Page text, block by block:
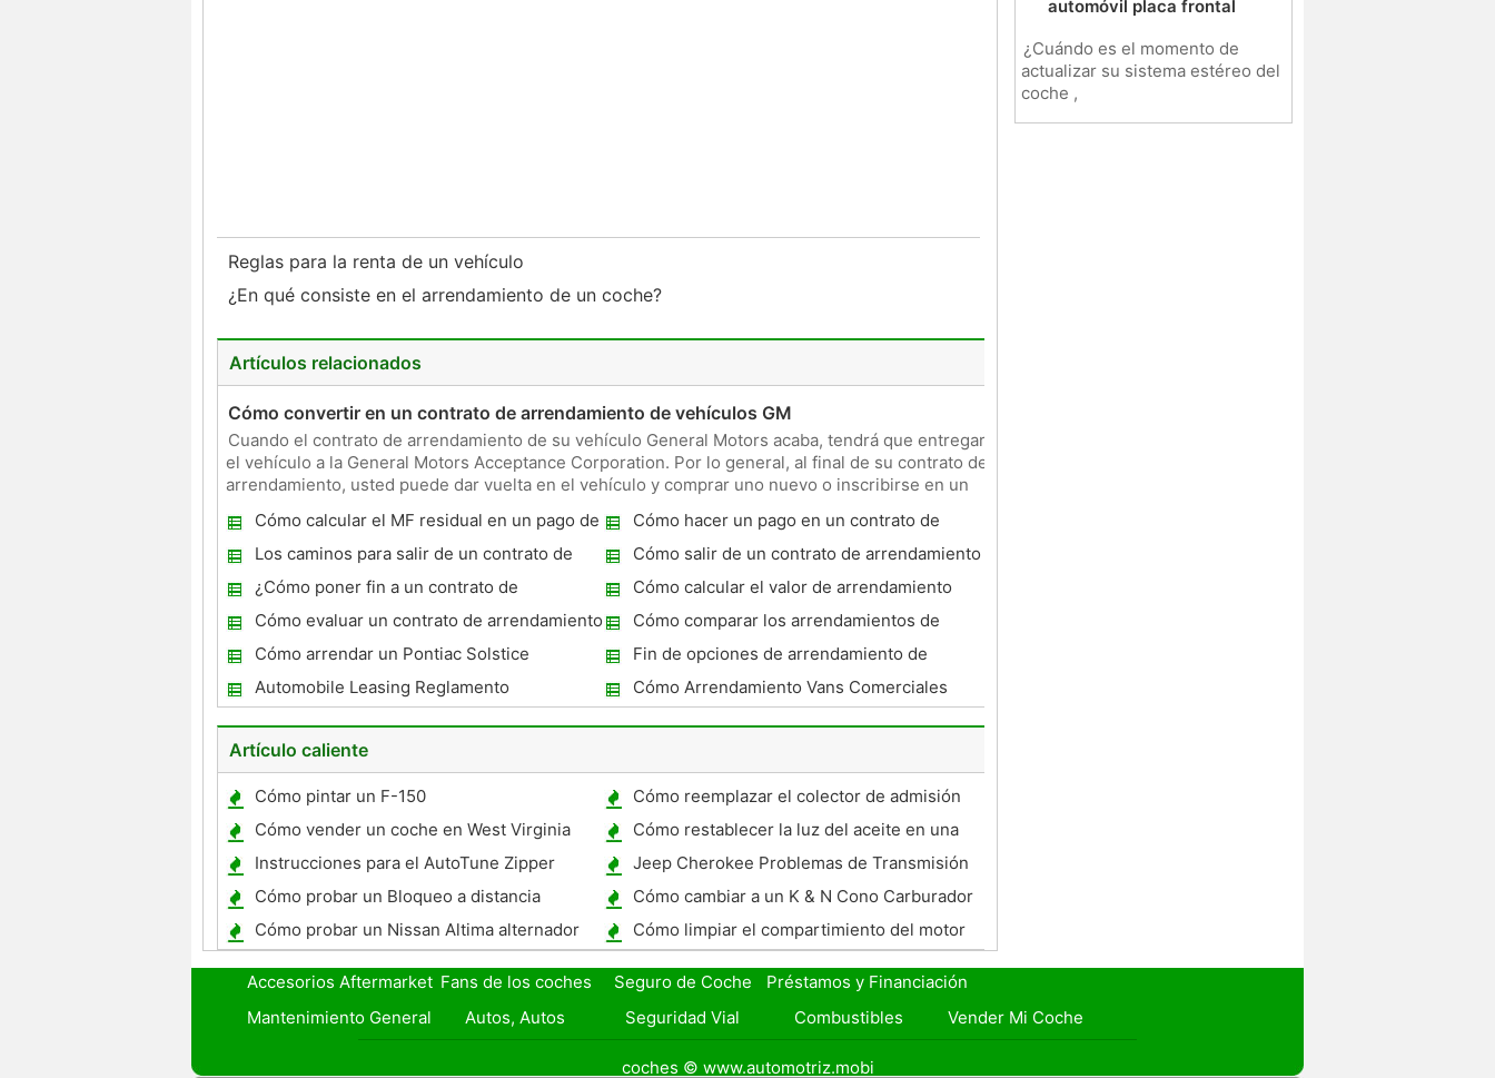
Reglas para la renta de un vehículo
¿En qué consiste en el arrendamiento de un coche?
Artículos relacionados
Cómo convertir en un contrato de arrendamiento de vehículos GM
Cuando el contrato de arrendamiento de su vehículo General Motors acaba, tendrá que entregar
el vehículo a la General Motors Acceptance Corporation. Por lo general, al final de su contrato de
arrendamiento, usted puede dar vuelta en el vehículo y comprar uno nuevo o inscribirse en un
Cómo calcular el MF residual en un pago de
arrendamiento
Cómo hacer un pago en un contrato de
arrendamiento de coches utilización de un
VIN
Los caminos para salir de un contrato de
arrendamiento de coches
Cómo salir de un contrato de arrendamiento
de coches Early
¿Cómo poner fin a un contrato de
arrendamiento Toyota debido a la muerte?
Cómo calcular el valor de arrendamiento
Cómo evaluar un contrato de arrendamiento
de coches
Cómo comparar los arrendamientos de
coches
Cómo arrendar un Pontiac Solstice
Fin de opciones de arrendamiento de
coches
Automobile Leasing Reglamento Cómo Arrendamiento Vans Comerciales
Artículo caliente
Cómo pintar un F-150
Cómo reemplazar el colector de admisión
en una expedición de 2000
Cómo vender un coche en West Virginia
Cómo restablecer la luz del aceite en una
Tahoe
Instrucciones para el AutoTune Zipper
Trueno
Jeep Cherokee Problemas de Transmisión
Cómo probar un Bloqueo a distancia
Cómo cambiar a un K & N Cono Carburador
Filtro
Cómo probar un Nissan Altima alternador
1998
Cómo limpiar el compartimiento del motor
de un Civic
automóvil placa frontal
¿Cuándo es el momento de
actualizar su sistema estéreo del
coche ,
Accesorios Aftermarket Fans de los coches Seguro de Coche
Préstamos y Financiación
Mantenimiento General
Autos, Autos Seguridad Vial Combustibles Vender Mi Coche
coches © www.automotriz.mobi